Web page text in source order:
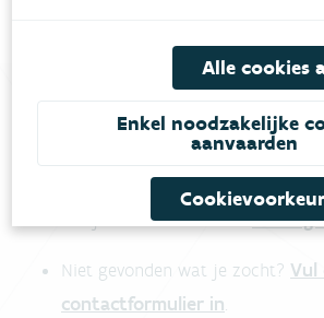
Heb je vragen?
Bekijk het overzicht van
Niet gevonden wat je zocht? Vul
contactformulier in.
Alle cookies
Enkel noodzakelijke
aanvaarden